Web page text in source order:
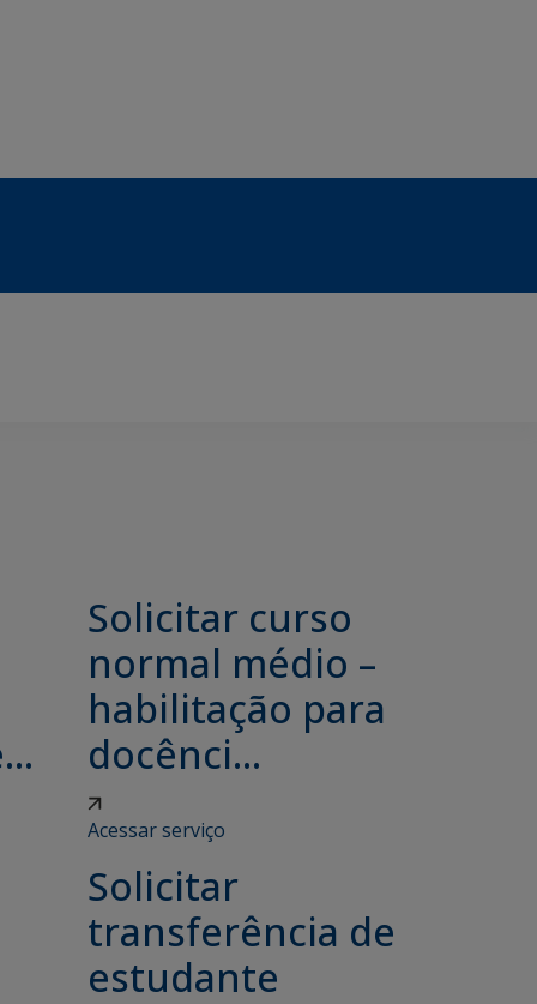
Solicitar curso
normal médio –
habilitação para
docênci...
Acessar serviço
Solicitar
transferência de
estudante